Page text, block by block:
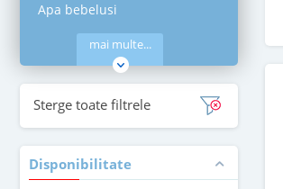
Apa bebelusi
mai multe...
Sterge toate filtrele
Disponibilitate